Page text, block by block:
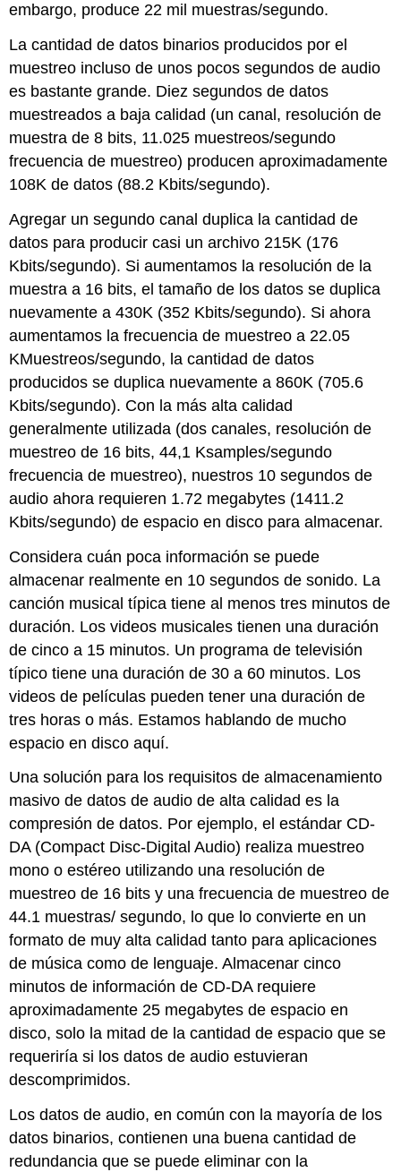
embargo, produce 22 mil muestras/segundo.
La cantidad de datos binarios producidos por el
muestreo incluso de unos pocos segundos de audio
es bastante grande. Diez segundos de datos
muestreados a baja calidad (un canal, resolución de
muestra de 8 bits, 11.025 muestreos/segundo
frecuencia de muestreo) producen aproximadamente
108K de datos (88.2 Kbits/segundo).
Agregar un segundo canal duplica la cantidad de
datos para producir casi un archivo 215K (176
Kbits/segundo). Si aumentamos la resolución de la
muestra a 16 bits, el tamaño de los datos se duplica
nuevamente a 430K (352 Kbits/segundo). Si ahora
aumentamos la frecuencia de muestreo a 22.05
KMuestreos/segundo, la cantidad de datos
producidos se duplica nuevamente a 860K (705.6
Kbits/segundo). Con la más alta calidad
generalmente utilizada (dos canales, resolución de
muestreo de 16 bits, 44,1 Ksamples/segundo
frecuencia de muestreo), nuestros 10 segundos de
audio ahora requieren 1.72 megabytes (1411.2
Kbits/segundo) de espacio en disco para almacenar.
Considera cuán poca información se puede
almacenar realmente en 10 segundos de sonido. La
canción musical típica tiene al menos tres minutos de
duración. Los videos musicales tienen una duración
de cinco a 15 minutos. Un programa de televisión
típico tiene una duración de 30 a 60 minutos. Los
videos de películas pueden tener una duración de
tres horas o más. Estamos hablando de mucho
espacio en disco aquí.
Una solución para los requisitos de almacenamiento
masivo de datos de audio de alta calidad es la
compresión de datos. Por ejemplo, el estándar CD-
DA (Compact Disc-Digital Audio) realiza muestreo
mono o estéreo utilizando una resolución de
muestreo de 16 bits y una frecuencia de muestreo de
44.1 muestras/ segundo, lo que lo convierte en un
formato de muy alta calidad tanto para aplicaciones
de música como de lenguaje. Almacenar cinco
minutos de información de CD-DA requiere
aproximadamente 25 megabytes de espacio en
disco, solo la mitad de la cantidad de espacio que se
requeriría si los datos de audio estuvieran
descomprimidos.
Los datos de audio, en común con la mayoría de los
datos binarios, contienen una buena cantidad de
redundancia que se puede eliminar con la